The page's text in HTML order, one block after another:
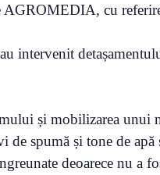
AGROMEDIA, cu
intervenit
și mobilizarea unui
spumă și tone de
deoarece nu a